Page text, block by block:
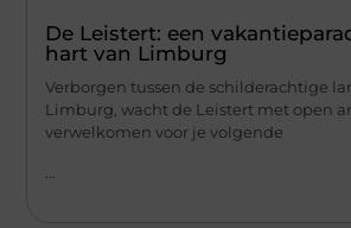
De Leistert: een
hart van Limburg
Verborgen tussen de schilderachtige
Limburg, wacht de Leistert met open
verwelkomen voor je volgende